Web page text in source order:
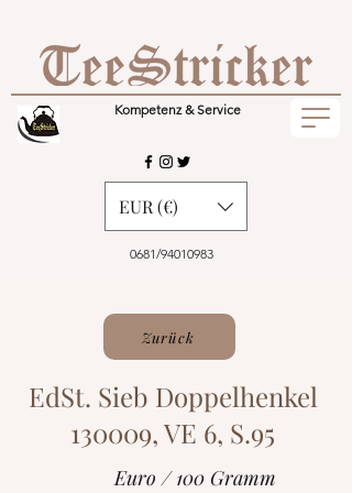
Kompetenz & Service
0681/94010983
EUR (€)
Zurück
EdSt. Sieb Doppelhenkel
130009, VE 6, S.95
Euro / 100 Gramm